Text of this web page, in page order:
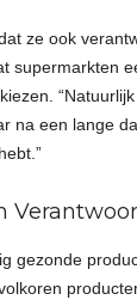
ze ook
supermarkten
na een lange
gezonde